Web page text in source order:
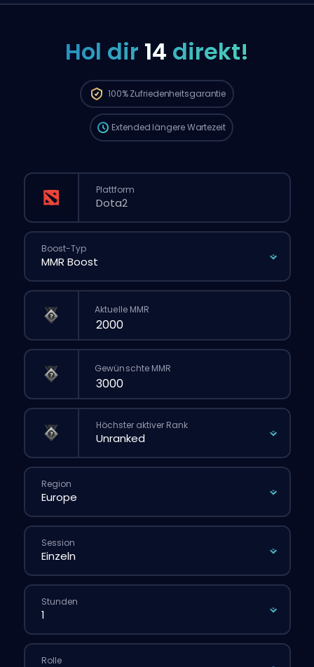
Hol dir 14 direkt!
100%Zufriedenheitsgarantie
Deine Bestellung wird automatisch
die Wartezeit länger sein als bei einer
normalen Bestellung über die Website.
Extended längere Wartezeit
Plattform
Boost-Typ
Aktuelle MMR
Gewünschte MMR
Höchster aktiver Rank
Region
Session
Stunden
Rolle